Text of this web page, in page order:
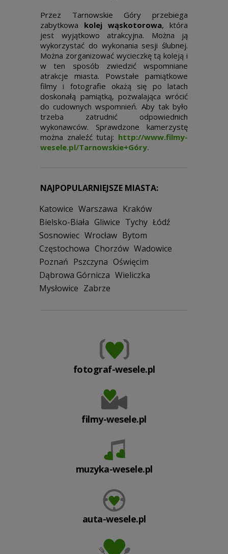
Przez Tarnowskie Góry przebiega
zabytkowa kolej wąskotorowa, która
jest wyjątkowo atrakcyjna. Można ją
wykorzystać do wykonania sesji ślubnej.
Można zorganizować wycieczkę tą koleją i
w ten sposób zwiedzić wspomniane
atrakcje miasta. Powstałe pamiątkowe
filmy i fotografie okażą się po latach
doskonałą pamiątką, pozwalająca wrócić
do cudownych wspomnień. Aby tak było
trzeba zatrudnić odpowiednich
wykonawców. Sprawdzone kamerzystę
można znaleźć tutaj: http://www.filmy-
wesele.pl/Tarnowskie+Góry.
NAJPOPULARNIEJSZE MIASTA:
Katowice Warszawa Kraków
Bielsko-Biała Gliwice Tychy Łódź
Sosnowiec Wrocław Bytom
Częstochowa Chorzów Wadowice
Poznań Pszczyna Oświęcim
Dąbrowa Górnicza Wieliczka
Mysłowice Zabrze
fotograf-wesele.pl
filmy-wesele.pl
muzyka-wesele.pl
auta-wesele.pl